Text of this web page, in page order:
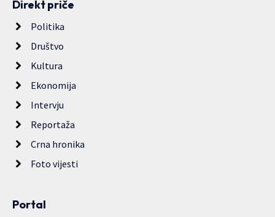
Direkt priče
Politika
Društvo
Kultura
Ekonomija
Intervju
Reportaža
Crna hronika
Foto vijesti
Portal